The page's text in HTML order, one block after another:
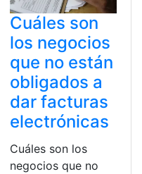
Cuáles son
los negocios
que no están
obligados a
dar facturas
electrónicas
Cuáles son los
negocios que no